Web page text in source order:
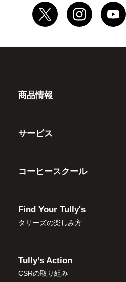
商品情報
サービス
コーヒースクール
Find Your Tully's
タリーズの楽しみ方
Tully’s Action
CSRの取り組み